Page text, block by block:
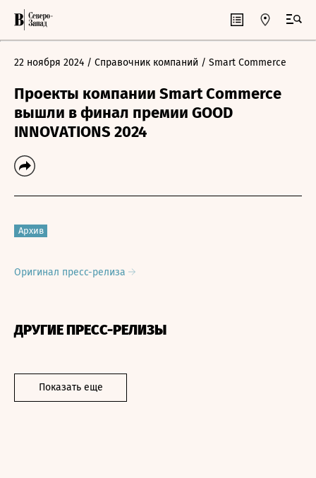
22 ноября 2024 / Справочник компаний / Smart Commerce
Проекты компании Smart Commerce
вышли в финал премии GOOD
INNOVATIONS 2024
Архив
Оригинал пресс-релиза
ДРУГИЕ ПРЕСС-РЕЛИЗЫ
Показать еще